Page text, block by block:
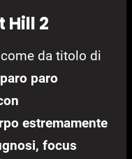
Hill 2
da titolo di
paro
estremamente
focus